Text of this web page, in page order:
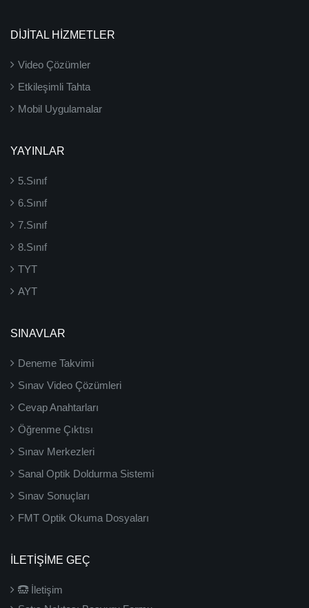
DİJİTAL HİZMETLER
Video Çözümler
Etkileşimli Tahta
Mobil Uygulamalar
YAYINLAR
5.Sınıf
6.Sınıf
7.Sınıf
8.Sınıf
TYT
AYT
SINAVLAR
Deneme Takvimi
Sınav Video Çözümleri
Cevap Anahtarları
Öğrenme Çıktısı
Sınav Merkezleri
Sanal Optik Doldurma Sistemi
Sınav Sonuçları
FMT Optik Okuma Dosyaları
İLETIŞIME GEÇ
İletişim